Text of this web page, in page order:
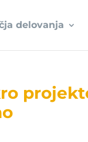
delovanja